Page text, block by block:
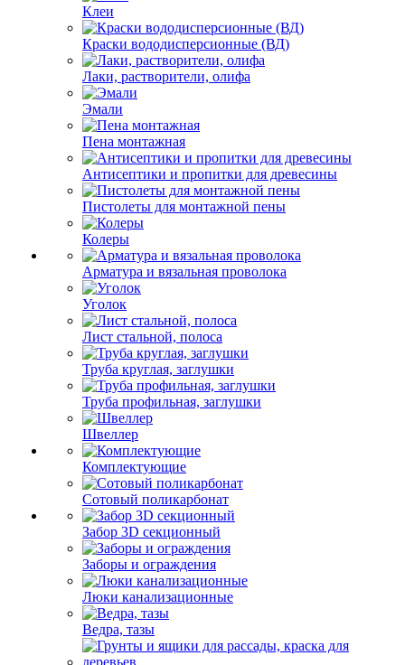
Клеи
Краски вододисперсионные (ВД)
Лаки, растворители, олифа
Эмали
Пена монтажная
Антисептики и пропитки для древесины
Пистолеты для монтажной пены
Колеры
Арматура и вязальная проволока
Уголок
Лист стальной, полоса
Труба круглая, заглушки
Труба профильная, заглушки
Швеллер
Комплектующие
Сотовый поликарбонат
Забор 3D секционный
Заборы и ограждения
Люки канализационные
Ведра, тазы